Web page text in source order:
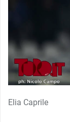
Elia Caprile